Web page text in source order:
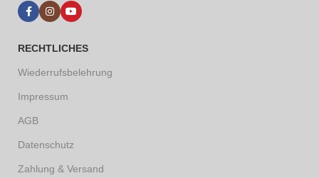
RECHTLICHES
Wiederrufsbelehrung
Impressum
AGB
Datenschutz
Zahlung & Versand